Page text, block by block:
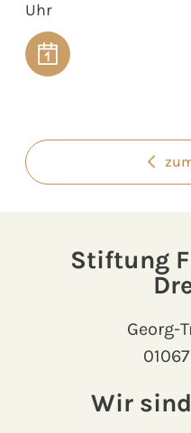
Uhr
Stiftung
Georg-
Wir